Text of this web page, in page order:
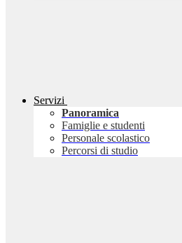
Servizi
Panoramica
Famiglie e studenti
Personale scolastico
Percorsi di studio